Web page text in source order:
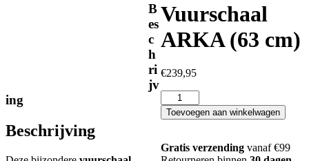
Vuurschaal
ARKA (63 cm)
€239,95
Vuurschaal
ARKA
(63
aantal
Toevoegen aan winkelwagen
Gratis verzendingvanaf €99
B
es
c
h
ri
jv
ing
Beschrijving